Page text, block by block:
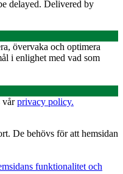
delayed. Delivered by
övervaka och optimera
i enlighet med vad som
vårprivacy policy.
De behövs för att hemsidan
funktionalitet och